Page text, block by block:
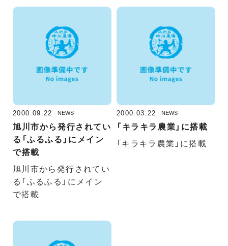
2000.09.22 NEWS
旭川市から発行されてい
る「ふるふる」にメイン
で搭載
旭川市から発行されてい
る「ふるふる」にメイン
で搭載
2000.03.22 NEWS
「キラキラ農業」に搭載
「キラキラ農業」に搭載